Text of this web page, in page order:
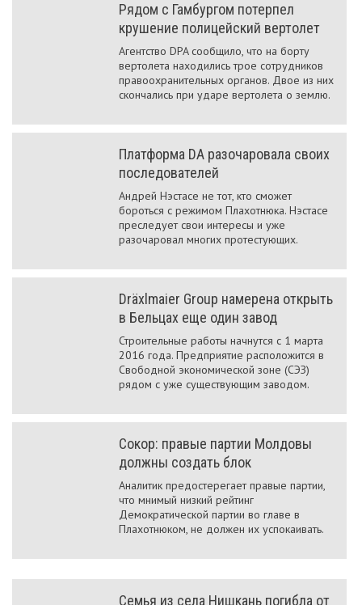
Рядом с Гамбургом потерпел
крушение полицейский вертолет
Агентство DPA сообщило, что на борту
вертолета находились трое сотрудников
правоохранительных органов. Двое из них
скончались при ударе вертолета о землю.
Платформа DA разочаровала своих
последователей
Андрей Нэстасе не тот, кто сможет
бороться с режимом Плахотнюка. Нэстасе
преследует свои интересы и уже
разочаровал многих протестующих.
Dräxlmaier Group намерена открыть
в Бельцах еще один завод
Строительные работы начнутся с 1 марта
2016 года. Предприятие расположится в
Свободной экономической зоне (СЭЗ)
рядом с уже существующим заводом.
Сокор: правые партии Молдовы
должны создать блок
Аналитик предостерегает правые партии,
что мнимый низкий рейтинг
Демократической партии во главе в
Плахотнюком, не должен их успокаивать.
Семья из села Нишкань погибла от